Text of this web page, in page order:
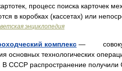
процесс поиска карточек
в коробках (кассетах) или
энциклопедия
комплекс —
основных технологических
В СССР распространение получили